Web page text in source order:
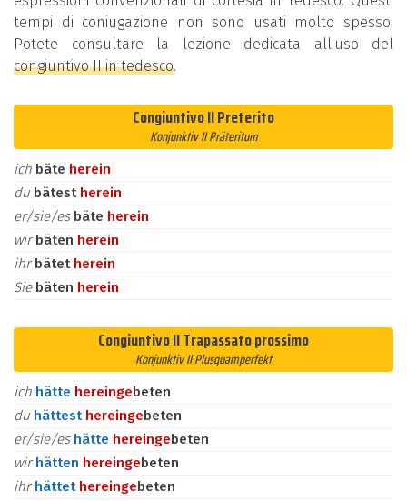
tempi di coniugazione non sono usati molto spesso.
Potete consultare la lezione dedicata all'uso del
congiuntivo II in tedesco.
Congiuntivo II Preterito
Konjunktiv II Präteritum
ich bäte herein
du bätest herein
er/sie/es bäte herein
wirbäten herein
ihrbätet herein
Sie bäten herein
Congiuntivo II Trapassato prossimo
Konjunktiv II Plusquamperfekt
ich hätte hereingebeten
du hättest hereingebeten
er/sie/es hätte hereingebeten
wirhätten hereingebeten
ihrhättet hereingebeten